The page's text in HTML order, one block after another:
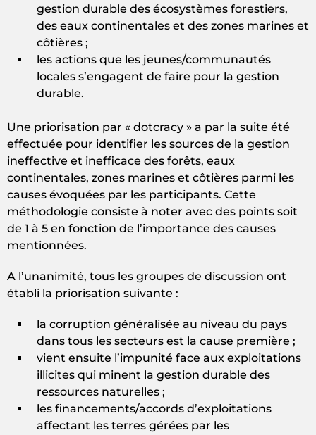
gestion durable des écosystèmes forestiers,
des eaux continentales et des zones marines et
côtières ;
les actions que les jeunes/communautés
locales s’engagent de faire pour la gestion
durable.
Une priorisation par « dotcracy » a par la suite été
effectuée pour identifier les sources de la gestion
ineffective et inefficace des forêts, eaux
continentales, zones marines et côtières parmi les
causes évoquées par les participants. Cette
méthodologie consiste à noter avec des points soit
de 1 à 5 en fonction de l’importance des causes
mentionnées.
A l’unanimité, tous les groupes de discussion ont
établi la priorisation suivante :
la corruption généralisée au niveau du pays
dans tous les secteurs est la cause première ;
vient ensuite l’impunité face aux exploitations
illicites qui minent la gestion durable des
ressources naturelles ;
les financements/accords d’exploitations
affectant les terres gérées par les